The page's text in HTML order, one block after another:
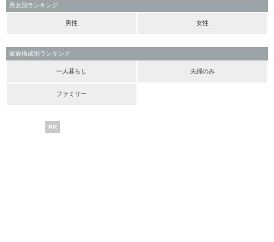
男女別ランキング
男性 女性
家族構成別ランキング
一人暮らし 夫婦のみ
ファミリー
PR